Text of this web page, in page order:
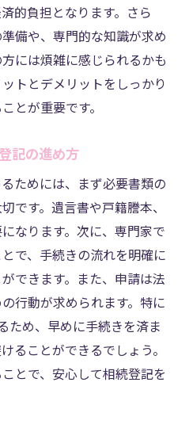
的負担となります。さら
備や、専門的な知識が求め
には煩雑に感じられるかも
トとデメリットをしっかり
とが重要です。
記の進め方
ためには、まず必要書類の
です。遺言書や戸籍謄本、
なります。次に、専門家で
で、手続きの流れを明確に
できます。また、申請は法
行動が求められます。特に
ため、早めに手続きを済ま
ることができるでしょう。
とで、安心して相続登記を